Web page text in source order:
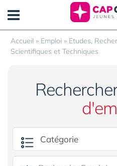
Accueil » Emploi » Etudes,
Scientifiques et Techniques
Panneau de gestion des cookies